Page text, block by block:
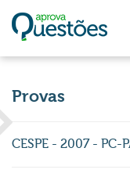
Provas
CESPE - 2007 -